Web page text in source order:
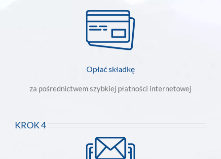
Opłać składkę
za pośrednictwem szybkiej płatności internetowej
KROK 4